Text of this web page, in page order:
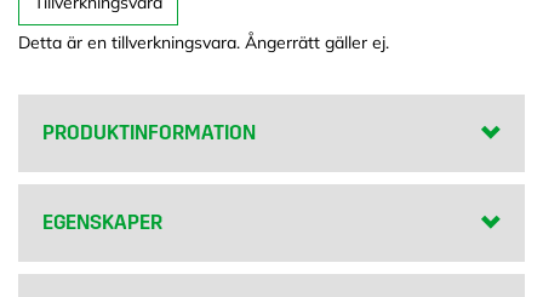
PRODUKTINFORMATION
EGENSKAPER